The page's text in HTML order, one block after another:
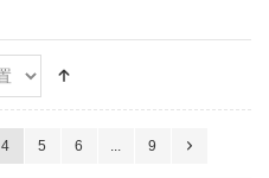
4 5 6 ... 9